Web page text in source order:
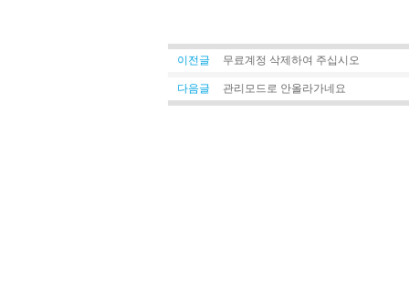
이전글 무료계정 삭제하여 주십시오
다음글 관리모드로 안올라가네요